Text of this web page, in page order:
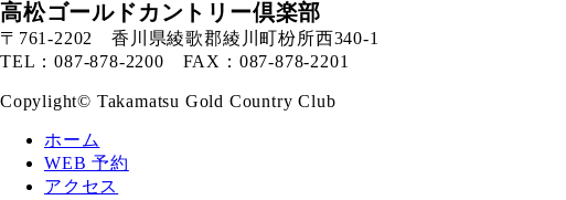
高松ゴールドカントリー倶楽部
〒761-2202 香川県綾歌郡綾川町枌所西340-1
TEL：087-878-2200 FAX：087-878-2201
Copylight© Takamatsu Gold Country Club
ホーム
WEB 予約
アクセス